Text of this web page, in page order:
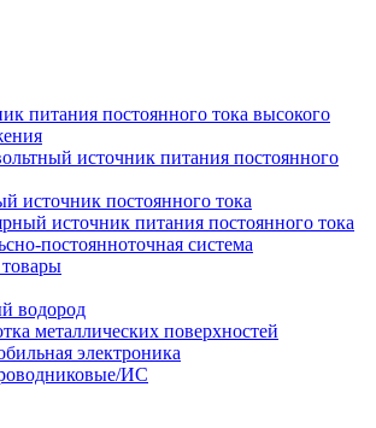
питания постоянного тока высокого
источник питания постоянного
источник постоянного тока
источник питания постоянного тока
постоянноточная система
водород
металлических поверхностей
электроника
ИС